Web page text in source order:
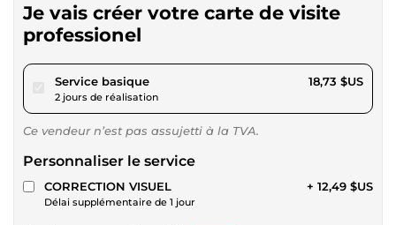
Je vais créer votre carte de visite
professionel
Service basiquepour 17,26 $US
2 jours de réalisation
18,73 $US
Ce vendeur n’est pas assujetti à la TVA.
Personnaliser le service
CORRECTION VISUEL
Délai supplémentaire de 1 jour
+ 12,49 $US